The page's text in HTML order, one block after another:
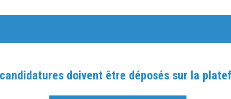
doivent être déposés sur la